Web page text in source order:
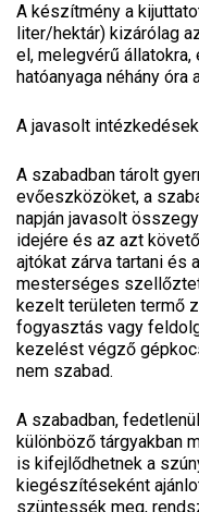
A készítmény a
liter/hektár) kizárólag
el, melegvérű
hatóanyaga néhány óra
A javasolt
A szabadban tárolt
evőeszközöket, a
napján javasolt
idejére és az azt
ajtókat zárva tartani és
mesterséges
kezelt területen termő
fogyasztás vagy
kezelést végző
nem szabad.
A szabadban,
különböző tárgyakban
is kifejlődhetnek a
kiegészítéseként
szüntessék meg,